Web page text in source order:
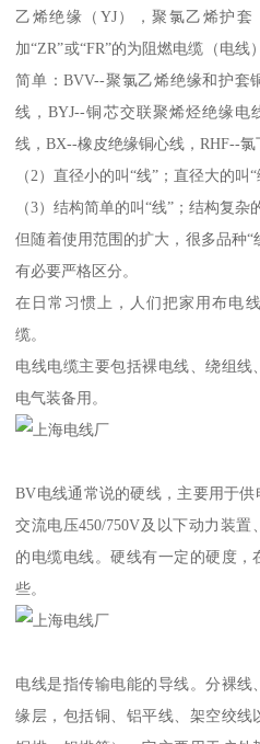
乙烯绝缘（YJ），聚氯乙烯护
加“ZR”或“FR”的为阻燃电缆（电
简单：BVV--聚氯乙烯绝缘和护套
线，BYJ--铜芯交联聚烯烃绝缘电
线，BX--橡皮绝缘铜心线，RHF--氯
（2）直径小的叫“线”；直径大的叫“
（3）结构简单的叫“线”；结构复杂
但随着使用范围的扩大，很多品种“
有必要严格区分。
在日常习惯上，人们把家用布电
缆。
电线电缆主要包括裸电线、绕组线
电气装备用。
BV电线通常说的硬线，主要用于
交流电压450/750V及以下动力装
的电缆电线。硬线有一定的硬度
些。
电线是指传输电能的导线。分裸
缘层，包括铜、铝平线、架空绞线